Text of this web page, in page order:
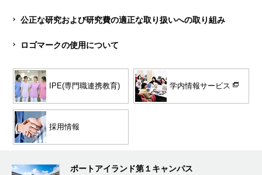
公正な研究および研究費の適正な取り扱いへの取り組み
ロゴマークの使用について
IPE(専門職連携教育) 学内情報サービス
採用情報
ポートアイランド第１キャンパス